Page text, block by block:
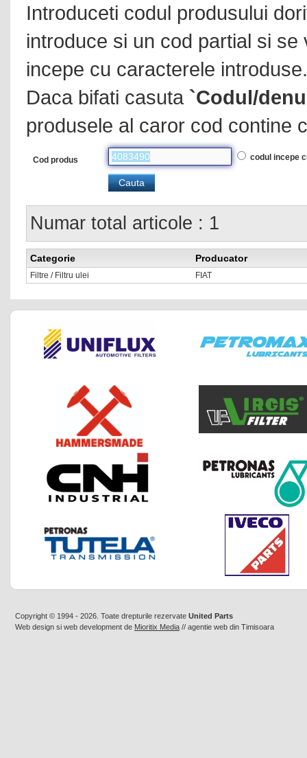
Introduceti codul produsului
introduce si un cod partial si
incepe cu caracterele introduse.
Daca bifati casuta `Codul/
produsele al caror cod contine
Cod produs codul incepe
Numar total articole : 1
Categorie Producator
Filtre / Filtru ulei FIAT
Copyright © 1994 - 2026. Toate drepturile rezervate United Parts
Web design si web development de Mioritix Media // agentie web din Timisoara